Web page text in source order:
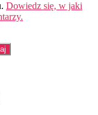
Dowiedz się, w jaki